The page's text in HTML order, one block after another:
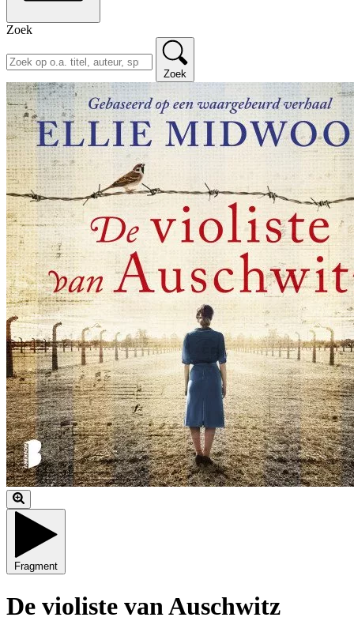
Zoek
Zoek
Fragment
De violiste van Auschwitz